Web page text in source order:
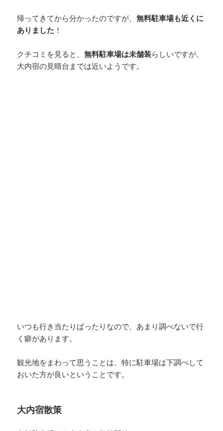
帰ってきてから分かったのですが、無料駐車場も近くに
ありました ！
クチコミを見ると、無料駐車場は未舗装らしいですが、
大内宿の見晴台までは近いようです。
いつも行き当たりばったりなので、あまり調べないで行
く癖があります。
観光地をまわって思うことは、特に駐車場は下調べして
おいた方が良いということです。
大内宿散策